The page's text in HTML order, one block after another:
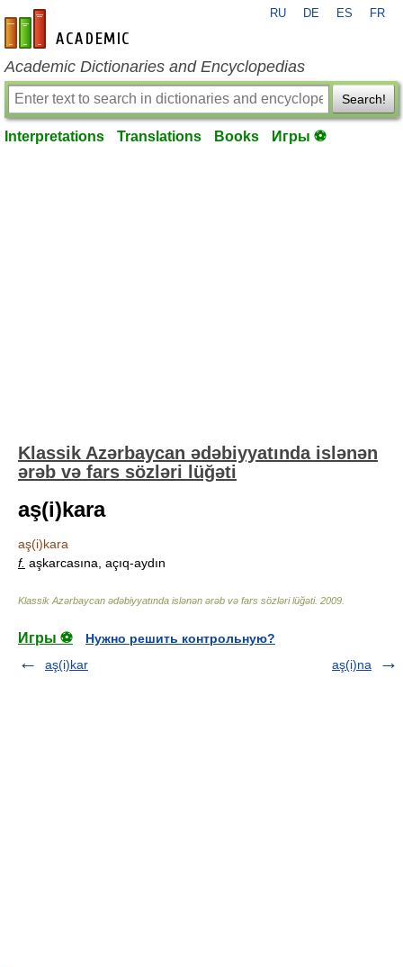
en-academic.com
RU DE ES FR
Academic Dictionaries and Encyclopedias
Search!
Interpretations Translations Books Игры ⚽
Klassik Azərbaycan ədəbiyyatında islənən
ərəb və fars sözləri lüğəti
aş(i)kara
aş(i)kara
f. aşkarcasına, açıq-aydın
Klassik Azərbaycan ədəbiyyatında islənən ərəb və fars sözləri lüğəti. 2009
Игры ⚽
Нужно решить контрольную?
aş(i)kar
aş(i)na